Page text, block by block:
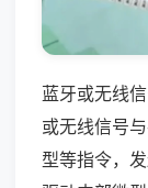
蓝牙或无线
或无线信号
型等指令，